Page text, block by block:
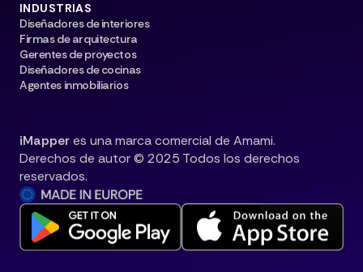
INDUSTRIAS
Diseñadores de interiores
Firmas de arquitectura
Gerentes de proyectos
Diseñadores de cocinas
Agentes inmobiliarios
iMapperes una marca comercial de Amami.
Derechos de autor © 2025 Todos los derechos
reservados.